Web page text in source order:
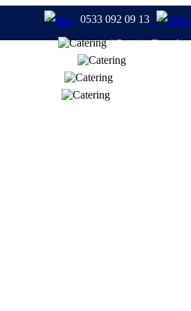
0533 092 09 13
#CateringFirmaları